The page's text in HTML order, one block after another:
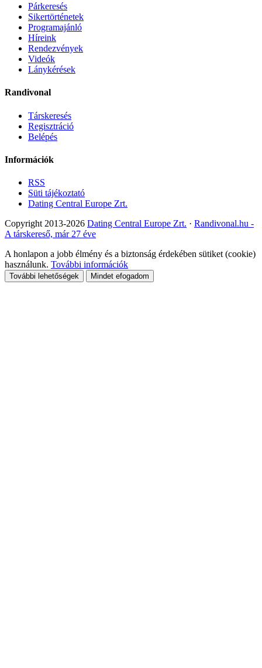
Párkeresés
Sikertörténetek
Programajánló
Híreink
Rendezvények
Videók
Lánykérések
Randivonal
Társkeresés
Regisztráció
Belépés
Információk
RSS
Süti tájékoztató
Dating Central Europe Zrt.
Copyright 2013-2026 Dating Central Europe Zrt. · Randivonal.hu -
A társkereső, már 27 éve
A honlapon a jobb élmény és a biztonság érdekében sütiket (cookie)
használunk. További információk
További lehetőségek Mindet efogadom